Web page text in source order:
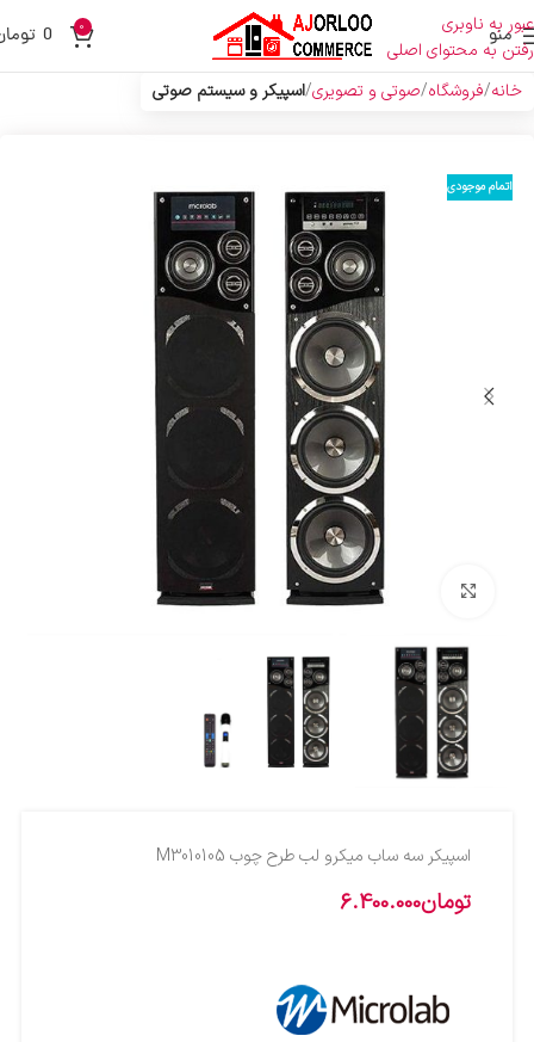
عبور به ناوبری
رفتن به محتوای اصلی
منو 0
0
خانه فروشگاه صوتی و تصویری اسپیکر و سیستم صوتی
اتمام موجودی
بزرگنمایی تصویر
اسپيکر سه ساب ميکرو لب طرح چوب M3010105
تومان6.400.000